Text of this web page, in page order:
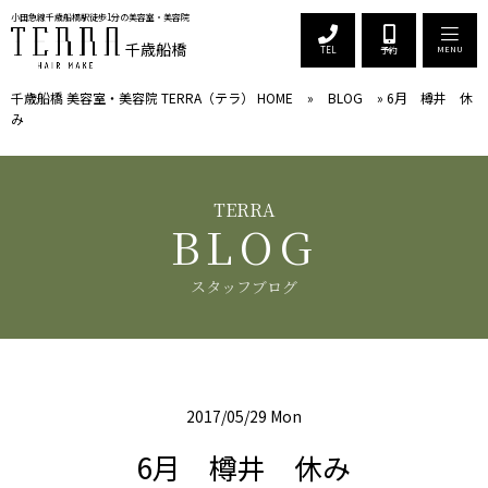
MENU
TEL 予約
小田急線千歳船橋駅徒歩1分の美容室 ・美容院
千歳船橋
千歳船橋 美容室・美容院 TERRA（テラ） HOME » BLOG » 6月 樽井 休
み
BLOG
スタッフブログ
2017/05/29 Mon
6月 樽井 休み